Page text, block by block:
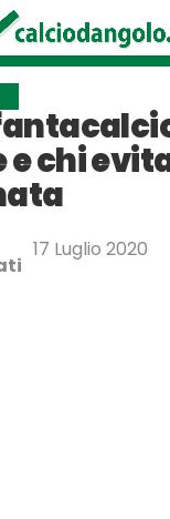
chi
17 Luglio 2020